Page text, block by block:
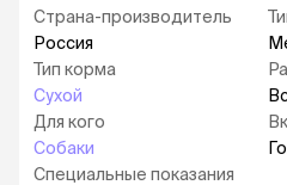
Страна-производитель
Россия
Тип корма
Сухой
Для кого
Собаки
Специальные показания